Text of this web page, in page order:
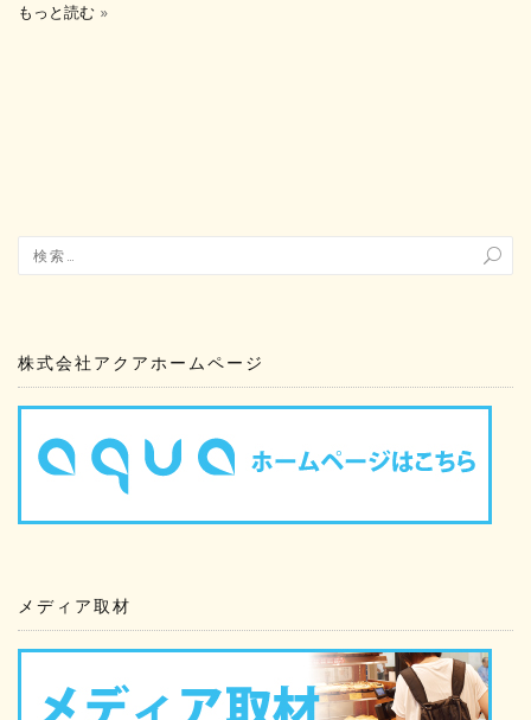
もっと読む
株式会社アクアホームページ
メディア取材